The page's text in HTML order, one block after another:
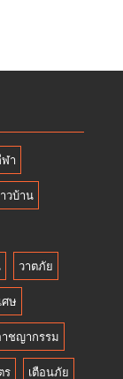
า
วบ้าน
วาตภัย
ศษ
าชญากรรม
ร เตือนภัย